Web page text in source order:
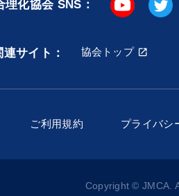
理化協会 SNS：
サイト： 協会トップ
ご利用規約 プライバシ
Copyright © JMCA.